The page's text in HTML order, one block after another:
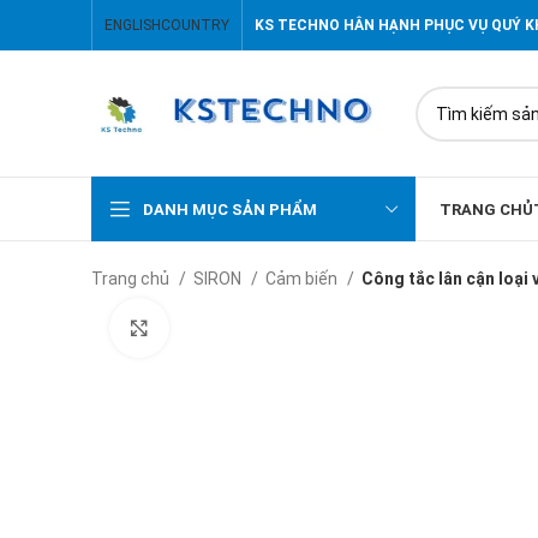
ENGLISH COUNTRY KS TECHNO HÂN HẠNH PHỤC VỤ QUÝ
DANH MỤC SẢN PHẨM TRANG CHỦ
Trang chủ SIRON Cảm biến Công tắc lân cận loại